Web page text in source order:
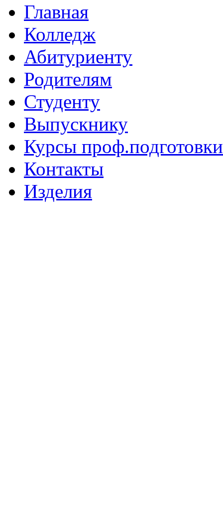
Главная
Колледж
Абитуриенту
Родителям
Студенту
Выпускнику
Курсы проф.подготовки
Контакты
Изделия